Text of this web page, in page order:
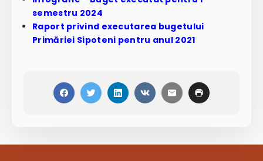
semestru 2024
Raport privind executarea bugetului
Primăriei Sipoteni pentru anul 2021